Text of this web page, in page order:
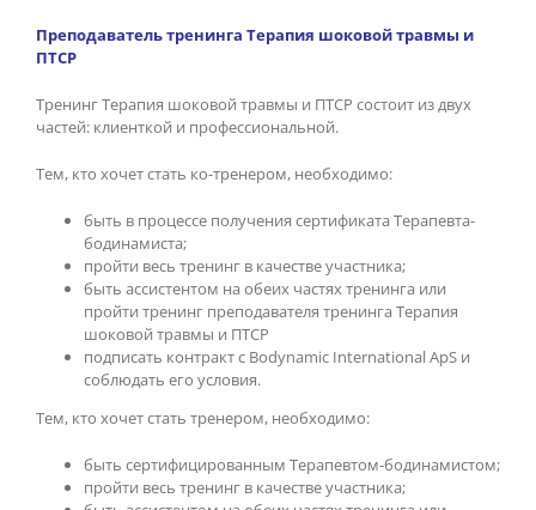
Преподаватель тренинга Терапия шоковой травмы и
ПТСР
Тренинг Терапия шоковой травмы и ПТСР состоит из двух
частей: клиенткой и профессиональной.
Тем, кто хочет стать ко-тренером, необходимо:
быть в процессе получения сертификата Терапевта-
бодинамиста;
пройти весь тренинг в качестве участника;
быть ассистентом на обеих частях тренинга или
пройти тренинг преподавателя тренинга Терапия
шоковой травмы и ПТСР
подписать контракт с Bodynamic International ApS и
соблюдать его условия.
Тем, кто хочет стать тренером, необходимо:
быть сертифицированным Терапевтом-бодинамистом;
пройти весь тренинг в качестве участника;